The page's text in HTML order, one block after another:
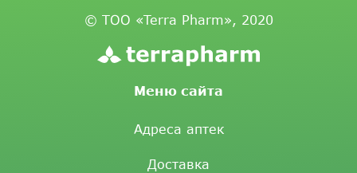
© ТОО «Terra Pharm», 2020
Меню сайта
Адреса аптек
Доставка